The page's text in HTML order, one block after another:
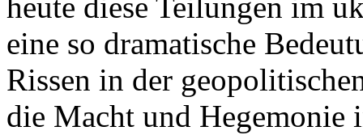
heute diese Teilungen im
eine so dramatische
Rissen in der
die Macht und Hegemonie